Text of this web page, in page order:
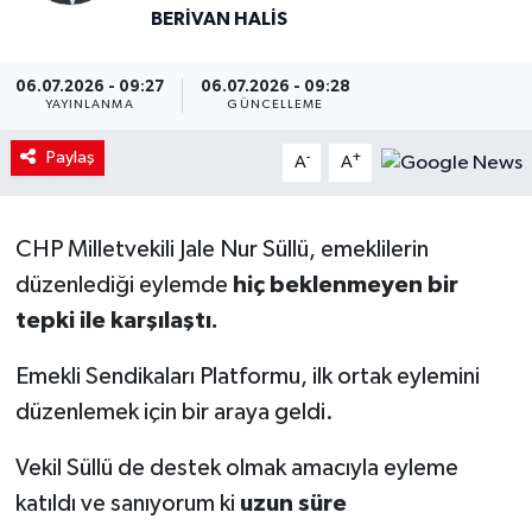
BERIVAN HALIS
06.07.2026 - 09:27
YAYINLANMA
06.07.2026 - 09:28
GÜNCELLEME
Paylaş A- A+
CHP Milletvekili Jale Nur Süllü, emeklilerin
düzenlediği eylemde hiç beklenmeyen bir
tepki ile karşılaştı.
Emekli Sendikaları Platformu, ilk ortak eylemini
düzenlemek için bir araya geldi.
Vekil Süllü de destek olmak amacıyla eyleme
katıldı ve sanıyorum ki uzun süre
Tüm Manşetler
Son Dakika Haberleri
Haber Arşivi